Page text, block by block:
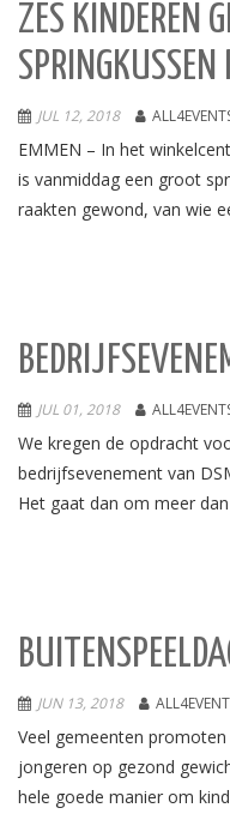
ZES KINDEREN
SPRINGKUSSEN
JUL 12, 2018
EMMEN – In het
is vanmiddag een groot
raakten gewond, van wie
JUL 01, 2018
We kregen de opdracht
bedrijfsevenement van
Het gaat dan om meer
JUN 13, 2018
Veel gemeenten
jongeren op gezond
hele goede manier om